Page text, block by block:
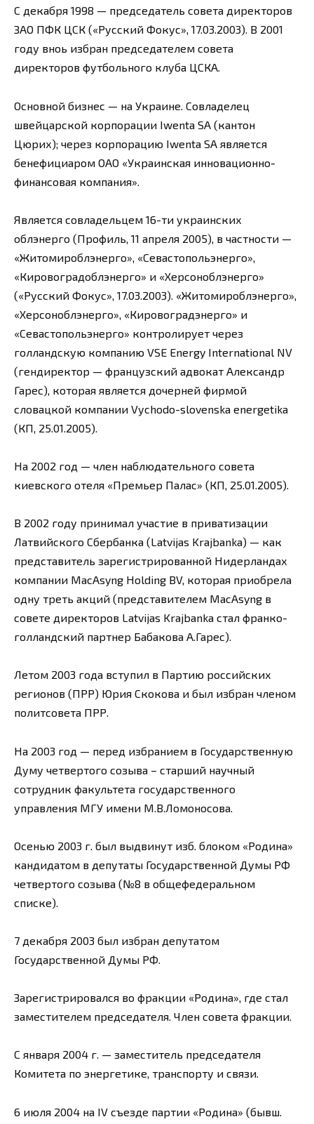
С декабря 1998 — председатель совета директоров
ЗАО ПФК ЦСК («Русский Фокус», 17.03.2003). В 2001
году вноь избран председателем совета
директоров футбольного клуба ЦСКА.
Основной бизнес — на Украине. Совладелец
швейцарской корпорации Iwenta SA (кантон
Цюрих); через корпорацию Iwenta SA является
бенефициаром ОАО «Украинская инновационно-
финансовая компания».
Является совладельцем 16-ти украинских
облэнерго (Профиль, 11 апреля 2005), в частности —
«Житомироблэнерго», «Севастопольэнерго»,
«Кировоградоблэнерго» и «Херсоноблэнерго»
(«Русский Фокус», 17.03.2003). «Житомироблэнерго»,
«Херсоноблэнерго», «Кировоградэнерго» и
«Севастопольэнерго» контролирует через
голландскую компанию VSE Energy International NV
(гендиректор — французский адвокат Александр
Гарес), которая является дочерней фирмой
словацкой компании Vуchodo-slovenska energetika
(КП, 25.01.2005).
На 2002 год — член наблюдательного совета
киевского отеля «Премьер Палас» (КП, 25.01.2005).
В 2002 году принимал участие в приватизации
Латвийского Сбербанка (Latvijas Krajbanka) — как
представитель зарегистрированной Нидерландах
компании MacАsyng Holding BV, которая приобрела
одну треть акций (представителем MacAsyng в
совете директоров Latvijas Krajbanka стал франко-
голландский партнер Бабакова А.Гарес).
Летом 2003 года вступил в Партию российских
регионов (ПРР) Юрия Скокова и был избран членом
политсовета ПРР.
На 2003 год — перед избранием в Государственную
Думу четвертого созыва – старший научный
сотрудник факультета государственного
управления МГУ имени М.В.Ломоносова.
Осенью 2003 г. был выдвинут изб. блоком «Родина»
кандидатом в депутаты Государственной Думы РФ
четвертого созыва (№8 в общефедеральном
списке).
7 декабря 2003 был избран депутатом
Государственной Думы РФ.
Зарегистрировался во фракции «Родина», где стал
заместителем председателя. Член совета фракции.
С января 2004 г. — заместитель председателя
Комитета по энергетике, транспорту и связи.
6 июля 2004 на IV съезде партии «Родина» (бывш.